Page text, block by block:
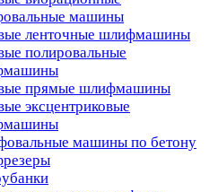
машины
ленточные шлифмашины
полировальные
прямые шлифмашины
эксцентриковые
машины по бетону